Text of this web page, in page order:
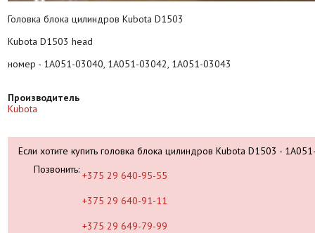
Головка блока цилиндров Kubota D1503
Kubota D1503 head
номер - 1A051-03040, 1A051-03042, 1A051-03043
Производитель
Kubota
Если хотите купить головка блока цилиндров Kubota D1503 -
Позвонить:
+375 29 640-95-55
+375 29 640-91-11
+375 29 649-79-99